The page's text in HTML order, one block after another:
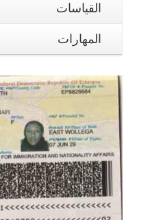
القياسات
المهارات